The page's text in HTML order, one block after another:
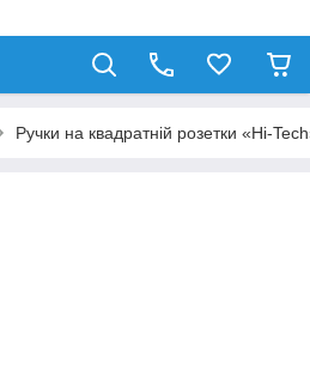
Ручки на квадратній розетки «Hi-